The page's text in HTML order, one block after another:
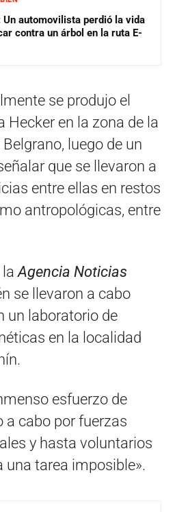
Un automovilista perdió la vida
contra un árbol en la ruta E-
se produjo el
Hecker en la zona de la
luego de un
que se llevaron a
entre ellas en restos
antropológicas, entre
laAgencia Noticias
se llevaron a cabo
un laboratorio de
en la localidad
esfuerzo de
a cabo por fuerzas
y hasta voluntarios
una tarea imposible».